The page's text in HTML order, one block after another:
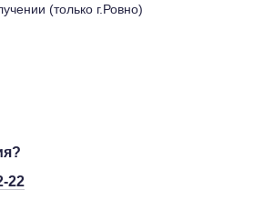
(только г.Ровно)
22